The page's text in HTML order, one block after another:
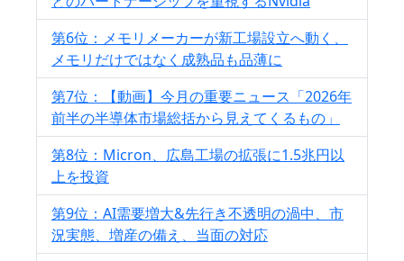
第6位：メモリメーカーが新工場設立へ動く、
メモリだけではなく成熟品も品薄に
第7位：【動画】今月の重要ニュース「2026年
前半の半導体市場総括から見えてくるもの」
第8位：Micron、広島工場の拡張に1.5兆円以
上を投資
第9位：AI需要増大&先行き不透明の渦中、市
況実態、増産の備え、当面の対応